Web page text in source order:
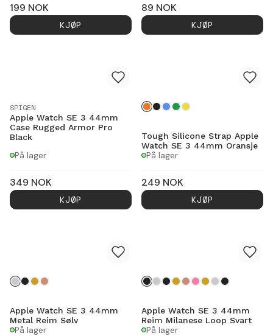
199 NOK
KJØP
89 NOK
KJØP
SPIGEN
Apple Watch SE 3 44mm
Case Rugged Armor Pro
Black
På lager
349 NOK
KJØP
Tough Silicone Strap Apple
Watch SE 3 44mm Oransje
På lager
249 NOK
KJØP
Apple Watch SE 3 44mm
Metal Reim Sølv
På lager
Apple Watch SE 3 44mm
Reim Milanese Loop Svart
På lager